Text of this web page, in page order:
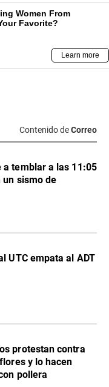
Contenido deCorreo
a temblar a las 11:05
un sismo de
UTC empata al ADT
protestan contra
y lo hacen
pollera